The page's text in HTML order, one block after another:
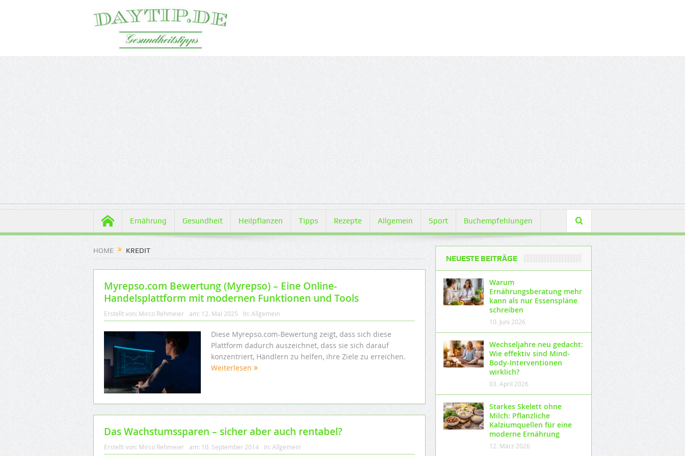
Ernährung Gesundheit Heilpflanzen Tipps Rezepte Allgemein Sport Buchempfehlungen
HOME KREDIT
Myrepso.com Bewertung (Myrepso) – Eine Online-
Handelsplattform mit modernen Funktionen und Tools
Erstellt von: Mirco Rehmeier am: 12. Mai 2025 In: Allgemein
Diese Myrepso.com-Bewertung zeigt, dass sich diese
Plattform dadurch auszeichnet, dass sie sich darauf
konzentriert, Händlern zu helfen, ihre Ziele zu erreichen.
Weiterlesen
Das Wachstumssparen – sicher aber auch rentabel?
Erstellt von: Mirco Rehmeier am: 10. September 2014 In: Allgemein
NEUESTE BEITRÄGE
Warum
Ernährungsberatung mehr
kann als nur Essenspläne
schreiben
10. Juni 2026
Wechseljahre neu gedacht:
Wie effektiv sind Mind-
Body-Interventionen
wirklich?
03. April 2026
Starkes Skelett ohne
Milch: Pflanzliche
Kalziumquellen für eine
moderne Ernährung
12. März 2026